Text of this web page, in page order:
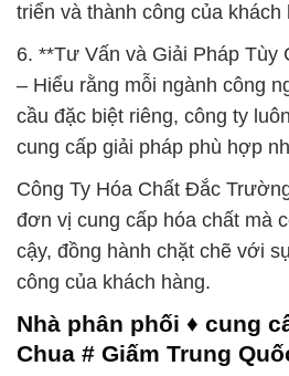
triển và thành công của khách
6. **Tư Vấn và Giải Pháp Tùy
– Hiểu rằng mỗi ngành công
cầu đặc biệt riêng, công ty
cung cấp giải pháp phù hợp
Công Ty Hóa Chất Đắc
đơn vị cung cấp hóa chất mà
cậy, đồng hành chặt chẽ với
công của khách hàng.
Nhà phân phối ♦ cung
Chua # Giấm Trung